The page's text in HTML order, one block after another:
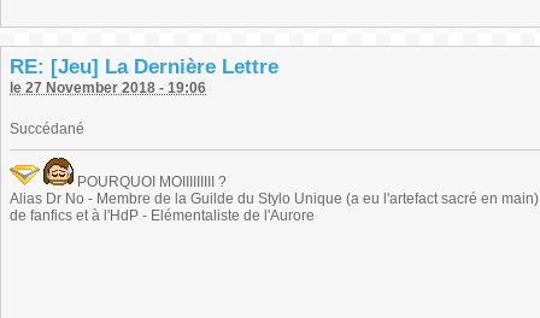
RE: [Jeu] La Dernière Lettre
le 27 November 2018 - 19:06
Succédané
POURQUOI MOIIIIIIIII ?
Alias Dr No - Membre de la Guilde du Stylo Unique (a eu l'artefact sacré en
de fanfics et à l'HdP - Elémentaliste de l'Aurore